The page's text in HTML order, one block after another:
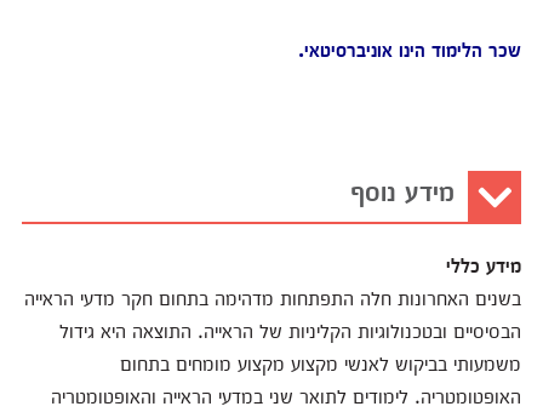
שכר הלימוד הינו אוניברסיטאי.
מידע נוסף
מידע כללי
בשנים האחרונות חלה התפתחות מדהימה בתחום חקר מדעי הראייה
הבסיסיים ובטכנולוגיות הקליניות של הראייה. התוצאה היא גידול
משמעותי בביקוש לאנשי מקצוע מקצוע מומחים בתחום
האופטומטריה. לימודים לתואר שני במדעי הראייה והאופטומטריה